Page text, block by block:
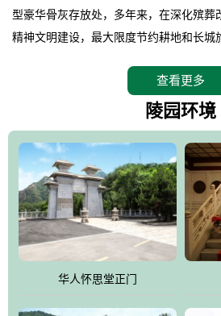
型豪华骨灰存放处，多年来，在深化殡葬
精神文明建设，最大限度节约耕地和长城
怀思堂辖区面积15万平方米，整体建筑面
筑有：怀思堂豪华墓室、礼祭大厅、随缘
仲、无字碑、香灯等。典型的仿秦、汉
顶，朱砂红的门、窗、柱、墙，汉白玉
铺成的路面和台阶，洒落其间的花卉、
气势宏伟、古朴端庄、别具一格。怀思
术描绘的抽象派创意绘画，大环境中的
境的绘画中的河流、山川、彩云、明月
伴，与祖宗同眠，他（她）们的思想与品
辉。
查看更多
陵园环境
华人怀思堂正门